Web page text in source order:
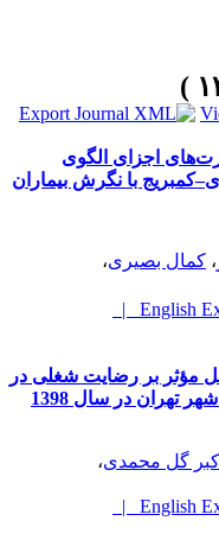
اجزای الگوی
با نگرش بیماران
کمال بصیری،
English
مؤثر بر رضایت شغلی در
تهران در سال 1398
گل محمدی،
English